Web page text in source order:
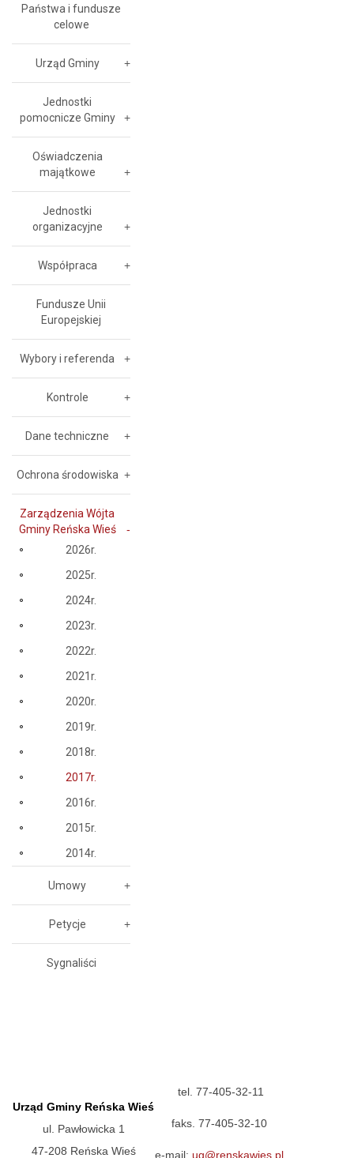
Państwa i fundusze
celowe
Urząd Gminy
Jednostki
pomocnicze Gminy
Oświadczenia
majątkowe
Jednostki
organizacyjne
Współpraca
Fundusze Unii
Europejskiej
Wybory i referenda
Kontrole
Dane techniczne
Ochrona środowiska
Zarządzenia Wójta
Gminy Reńska Wieś
2026r.
2025r.
2024r.
2023r.
2022r.
2021r.
2020r.
2019r.
2018r.
2017r.
2016r.
2015r.
2014r.
Umowy
Petycje
Sygnaliści
Urząd Gminy Reńska Wieś
ul. Pawłowicka 1
47-208 Reńska Wieś
tel. 77-405-32-11
faks. 77-405-32-10
e-mail: ug@renskawies.pl